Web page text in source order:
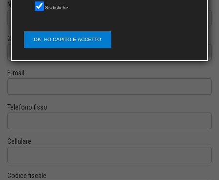
Nome
Cognome
E-mail
Telefono fisso
Cellulare
Codice fiscale
Statistiche
OK, HO CAPITO E ACCETTO